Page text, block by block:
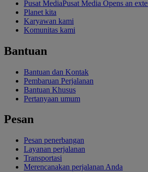
Pusat MediaPusat Media Opens an
Planet kita
Karyawan kami
Komunitas kami
Bantuan
Bantuan dan Kontak
Pembaruan Perjalanan
Bantuan Khusus
Pertanyaan umum
Pesan
Pesan penerbangan
Layanan perjalanan
Transportasi
Merencanakan perjalanan Anda